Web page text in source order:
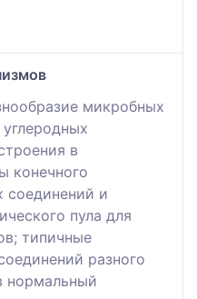
микробных
в
конечного
соединений и
пула для
типичные
разного
нормальный